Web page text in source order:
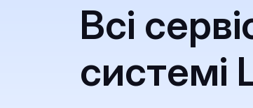
Всі
системі